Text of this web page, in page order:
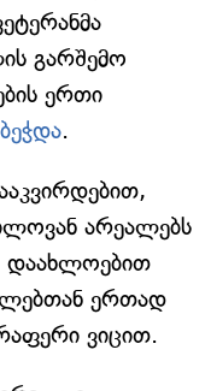
გარშემო
ერთი
.
არეალებს
დაახლოებით
ერთად
ვიცით.